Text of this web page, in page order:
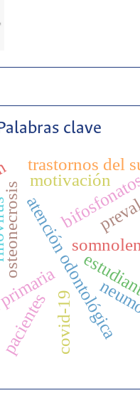
clave
osteonecrosisatención odontológica
trastornos del
covid-19
motivación